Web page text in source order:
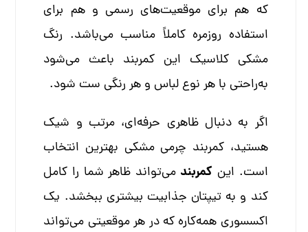
که هم برای موقعیت‌های رسمی و هم برای
استفاده روزمره کاملاً مناسب می‌باشد. رنگ
مشکی کلاسیک این کمربند باعث می‌شود
به‌راحتی با هر نوع لباس و هر رنگی ست شود.
اگر به دنبال ظاهری حرفه‌ای، مرتب و شیک
هستید، کمربند چرمی مشکی بهترین انتخاب
است. این کمربند می‌تواند ظاهر شما را کامل
کند و به تیپتان جذابیت بیشتری ببخشد. یک
اکسسوری همه‌کاره که در هر موقعیتی می‌تواند